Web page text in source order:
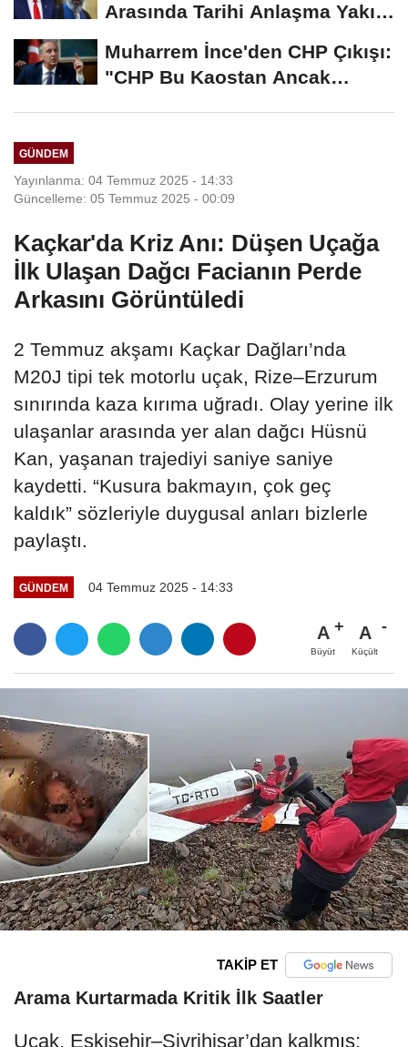
Arasında Tarihi Anlaşma Yakın!
Muharrem İnce'den CHP Çıkışı:
"CHP Bu Kaostan Ancak
GÜNDEM
Yayınlanma: 04 Temmuz 2025 - 14:33
Güncelleme: 05 Temmuz 2025 - 00:09
Kaçkar'da Kriz Anı: Düşen Uçağa
İlk Ulaşan Dağcı Facianın Perde
Arkasını Görüntüledi
2 Temmuz akşamı Kaçkar Dağları’nda
M20J tipi tek motorlu uçak, Rize–Erzurum
sınırında kaza kırıma uğradı. Olay yerine ilk
ulaşanlar arasında yer alan dağcı Hüsnü
Kan, yaşanan trajediyi saniye saniye
kaydetti. “Kusura bakmayın, çok geç
kaldık” sözleriyle duygusal anları bizlerle
paylaştı.
GÜNDEM 04 Temmuz 2025 - 14:33
A
Büyüt
A
Küçült
TAKİP ET
Arama Kurtarmada Kritik İlk Saatler
Uçak, Eskişehir–Sivrihisar’dan kalkmış;